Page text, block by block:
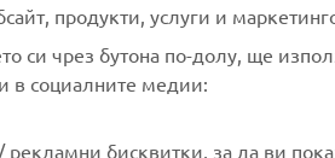
продукти, услуги и
си чрез бутона по-долу, ще
в социалните медии:
рекламни бисквитки, за да ви